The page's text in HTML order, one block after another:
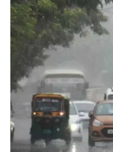
d
a
a
i
l